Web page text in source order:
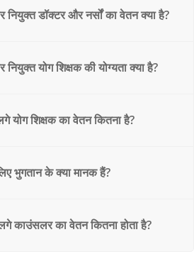
नियुक्त डॉक्टर और नर्सों का वेतन क्या है?
योग शिक्षक की योग्यता क्या है?
योग शिक्षक का वेतन कितना है?
भुगतान के क्या मानक हैं?
काउंसलर का वेतन कितना होता है?